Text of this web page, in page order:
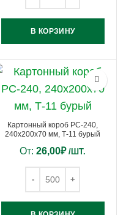
В КОРЗИНУ
Картонный короб РС-240,
240х200х70 мм, Т-11 бурый
От:26,00₽ /ШТ.